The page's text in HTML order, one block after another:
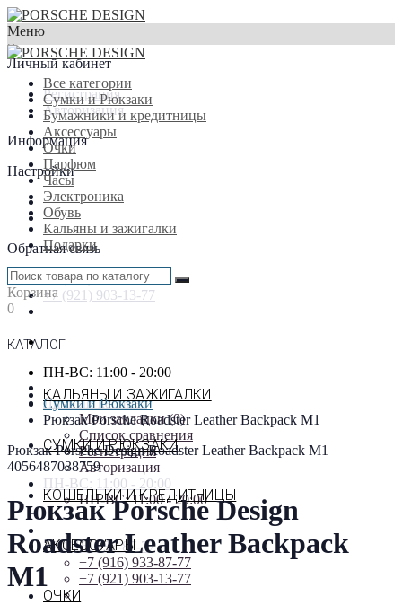
Меню
×
Личный кабинет
Регистрация
Авторизация
Информация
Настройки
Обратная связь
+7 (916) 933-87-77
+7 (921) 903-13-77
ПН-ВС: 11:00 - 20:00
Личный кабинет
Мои закладки (0)
Список сравнения
Регистрация
Авторизация
ПН-ВС: 11:00 - 20:00
ПН-ВС: 11:00 - 20:00
+7 (916) 933-87-77
+7 (916) 933-87-77
+7 (921) 903-13-77
Все категории
Сумки и Рюкзаки
Бумажники и кредитницы
Аксессуары
Очки
Парфюм
Часы
Электроника
Обувь
Кальяны и зажигалки
Подарки
Корзина
0
КАТАЛОГ
КАЛЬЯНЫ И ЗАЖИГАЛКИ
СУМКИ И РЮКЗАКИ
КОШЕЛЬКИ И КРЕДИТНИЦЫ
АКСЕССУАРЫ
ОЧКИ
Сумки и Рюкзаки
Рюкзак Porsche Roadster Leather Backpack M1
Рюкзак Porsche Design Roadster Leather Backpack M1
4056487038759
Рюкзак Porsche Design
Roadster Leather Backpack
M1